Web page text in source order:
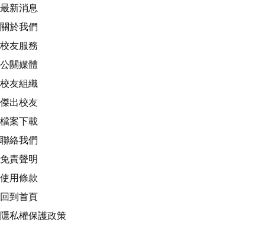
最新消息
關於我們
校友服務
公關媒體
校友組織
傑出校友
檔案下載
聯絡我們
免責聲明
使用條款
回到首頁
隱私權保護政策